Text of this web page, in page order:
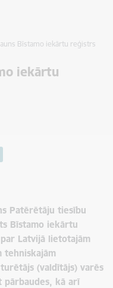
Bīstamo iekārtu reģistrs
iekārtu
Patērētāju tiesību
Bīstamo iekārtu
Latvijā lietotajām
tehniskajām
(valdītājs) varēs
kā arī